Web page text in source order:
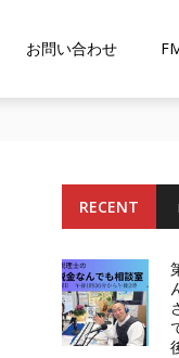
お問い合わせ
RECENT